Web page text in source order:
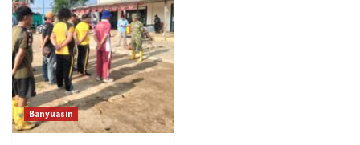
Banyuasin